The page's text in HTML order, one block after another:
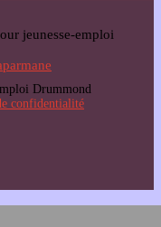
jeunesse-emploi
Drummond
confidentialité